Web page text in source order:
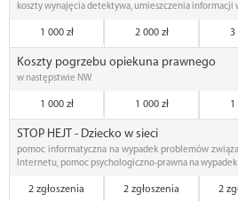
koszty wynajęcia detektywa, umieszczenia informacji
1 000 zł 2 000 zł 3
Koszty pogrzebu opiekuna prawnego
w następstwie NW
1 000 zł 1 000 zł 1
STOP HEJT - Dziecko w sieci
pomoc informatyczna na wypadek problemów
Internetu, pomoc psychologiczno-prawna na
2 zgłoszenia 2 zgłoszenia 2